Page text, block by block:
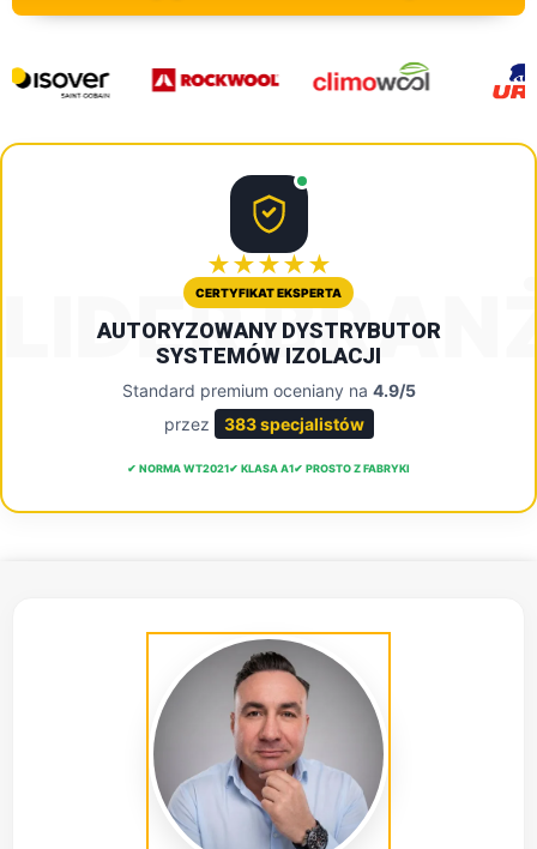
LIDER
★★★★★
CERTYFIKAT EKSPERTA
AUTORYZOWANY DYSTRYBUTOR
SYSTEMÓW IZOLACJI
Standard premium oceniany na 4.9/5
przez
383 specjalistów
✔ NORMA WT2021✔ KLASA A1✔ PROSTO Z FABRYKI